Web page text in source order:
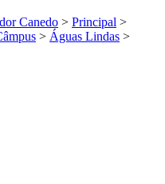
Canedo > Principal >
> Águas Lindas >